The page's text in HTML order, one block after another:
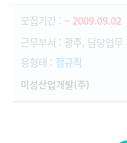
모집기간 : ~ 2009.09.02
근무부서 : 광주, 담당업무 :
용형태 : 정규직
미성산업개발(주)